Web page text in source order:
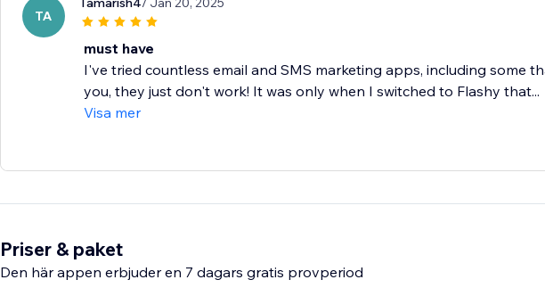
TA
must have
I've tried countless email and SMS marketing apps, including some
you, they just don't work! It was only when I switched to Flashy that...
Visa mer
Priser & paket
Den här appen erbjuder en 7 dagars gratis provperiod